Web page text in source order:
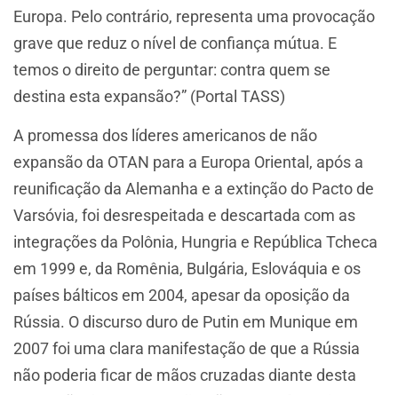
Europa. Pelo contrário, representa uma provocação
grave que reduz o nível de confiança mútua. E
temos o direito de perguntar: contra quem se
destina esta expansão?” (Portal TASS)
A promessa dos líderes americanos de não
expansão da OTAN para a Europa Oriental, após a
reunificação da Alemanha e a extinção do Pacto de
Varsóvia, foi desrespeitada e descartada com as
integrações da Polônia, Hungria e República Tcheca
em 1999 e, da Romênia, Bulgária, Eslováquia e os
países bálticos em 2004, apesar da oposição da
Rússia. O discurso duro de Putin em Munique em
2007 foi uma clara manifestação de que a Rússia
não poderia ficar de mãos cruzadas diante desta